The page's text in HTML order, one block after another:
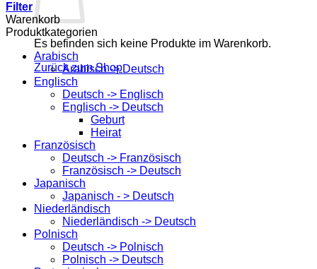
Es befinden sich keine Produkte im Warenkorb.
Zurück zum Shop
Filter
Warenkorb
Produktkategorien
Arabisch
Arabisch -> Deutsch
Englisch
Deutsch -> Englisch
Englisch -> Deutsch
Geburt
Heirat
Französisch
Deutsch -> Französisch
Französisch -> Deutsch
Japanisch
Japanisch - > Deutsch
Niederländisch
Niederländisch -> Deutsch
Polnisch
Deutsch -> Polnisch
Polnisch -> Deutsch